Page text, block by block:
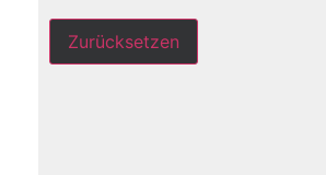
Zurücksetzen